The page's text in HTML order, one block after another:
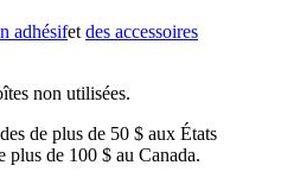
adhésifetdes accessoires
non utilisées.
de plus de 50 $ aux États
plus de 100 $ au Canada.